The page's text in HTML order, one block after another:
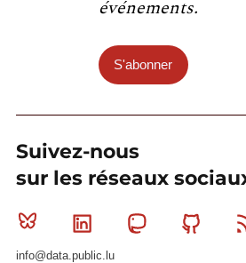
événements.
S'abonner
Suivez-nous
sur les réseaux
Bluesky Linkedin Mastodon
info@data.public.lu